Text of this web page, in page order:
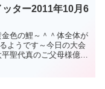
ター2011年10月6
色の鯉～＾＾体全体が
ようです～今日の大会
聖代真のご父母様億万